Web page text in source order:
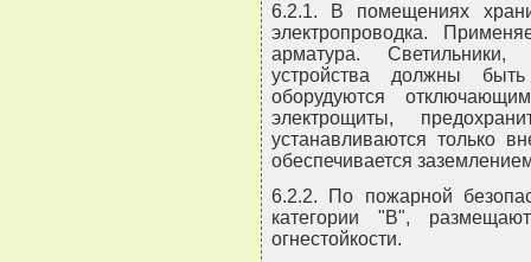
6.2.1. В помещениях
электропроводка.
арматура. Светильники,
устройства должны
оборудуются
электрощиты,
устанавливаются только
обеспечивается
6.2.2. По пожарной
категории "В",
огнестойкости.